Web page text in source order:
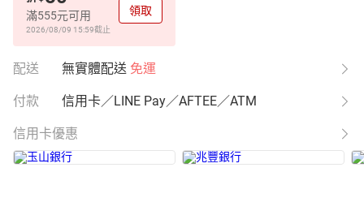
滿555元可用
2026/08/09 15:59截止
領取
配送 無實體配送 免運
付款 信用卡／LINE Pay／AFTEE／ATM
信用卡優惠